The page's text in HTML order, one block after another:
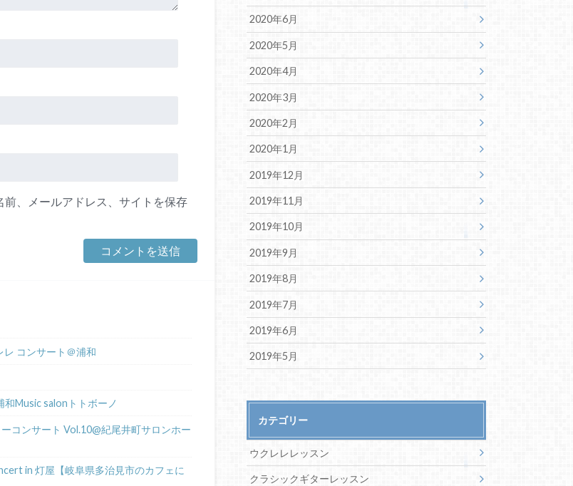
、メールアドレス、サイトを保存
コンサート＠浦和
Music salonトトボーノ
コンサート Vol.10@紀尾井町サロンホー
in 灯屋【岐阜県多治見市のカフェに
2020年6月
2020年5月
2020年4月
2020年3月
2020年2月
2020年1月
2019年12月
2019年11月
2019年10月
2019年9月
2019年8月
2019年7月
2019年6月
2019年5月
カテゴリー
ウクレレレッスン
クラシックギターレッスン